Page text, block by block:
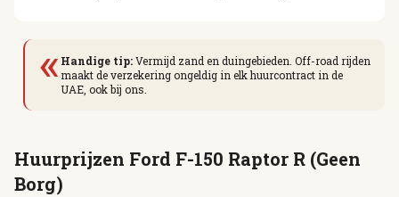
« Handige tip:Vermijd zand en duingebieden. Off-road rijden
maakt de verzekering ongeldig in elk huurcontract in de
UAE, ook bij ons.
Huurprijzen Ford F-150 Raptor R (Geen
Borg)